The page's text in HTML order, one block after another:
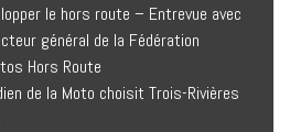
le hors route – Entrevue avec
général de la Fédération
Hors Route
de la Moto choisit Trois-Rivières